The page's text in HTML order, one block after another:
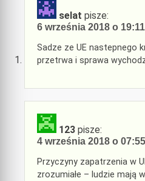
selat pisze:
6 września 2018 o 19:11
Sadze ze UE nastepnego
przetrwa i sprawa
123 pisze:
4 września 2018 o 07:55
Przyczyny zapatrzenia w
zrozumiałe – ludzie mają